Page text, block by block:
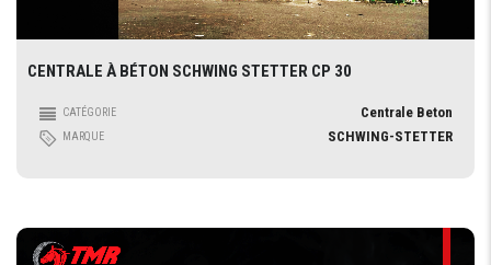
CENTRALE À BÉTON SCHWING STETTER CP 30
CATÉGORIE Centrale Beton
MARQUE SCHWING-STETTER